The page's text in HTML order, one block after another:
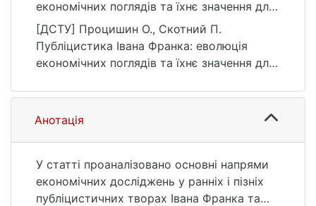
економічних поглядів та їхнє значення для
сучасності (до 160-річчя з дня народження
українського мислителя). Вісник
Київського національного університету
20–27. https://doi.org/10.17721/1728-
[ДСТУ] Процишин О., Скотний П.
Публіцистика Івана Франка: еволюція
економічних поглядів та їхнє значення для
українського мислителя). Вісник
Київського національного університету
імені Тараса Шевченка. Економіка. 2016. №
2667.2016/184-7/3 (дата звернення:
25.07.2026).
Анотація
У статті проаналізовано основні напрями
економічних досліджень у ранніх і пізніх
публіцистичних творах Івана Франка та